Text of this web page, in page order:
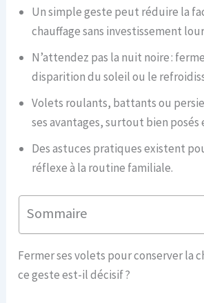
Un simple geste peut réduire la
chauffage sans investissement
N’attendez pas la nuit noire :
disparition du soleil ou le
Volets roulants, battants ou
ses avantages, surtout bien
Des astuces pratiques existent
réflexe à la routine familiale.
Sommaire
Fermer ses volets pour conserver la
ce geste est-il décisif ?